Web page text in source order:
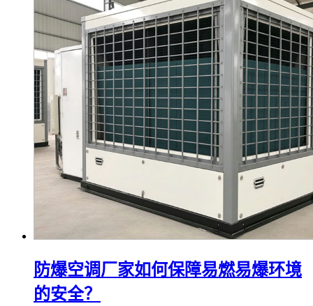
防爆空调厂家如何保障易燃易爆环境
的安全？